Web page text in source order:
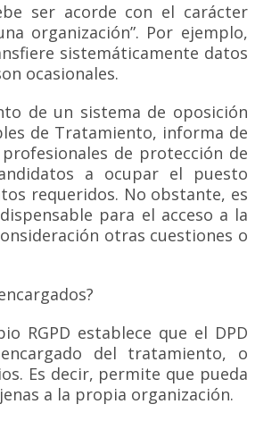
ser acorde con el carácter
organización”. Por ejemplo,
sistemáticamente datos
ocasionales.
de un sistema de oposición
de Tratamiento, informa de
de protección de
a ocupar el puesto
requeridos. No obstante, es
para el acceso a la
otras cuestiones o
RGPD establece que el DPD
del tratamiento, o
Es decir, permite que pueda
a la propia organización.